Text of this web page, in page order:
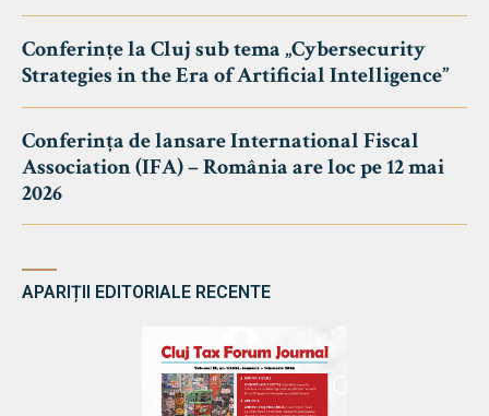
Conferințe la Cluj sub tema „Cybersecurity
Strategies in the Era of Artificial Intelligence”
Conferința de lansare International Fiscal
Association (IFA) – România are loc pe 12 mai
2026
APARIȚII EDITORIALE RECENTE